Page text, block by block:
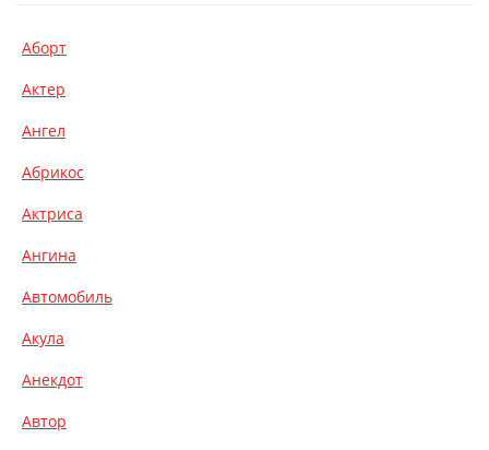
Аборт
Актер
Ангел
Абрикос
Актриса
Ангина
Автомобиль
Акула
Анекдот
Автор